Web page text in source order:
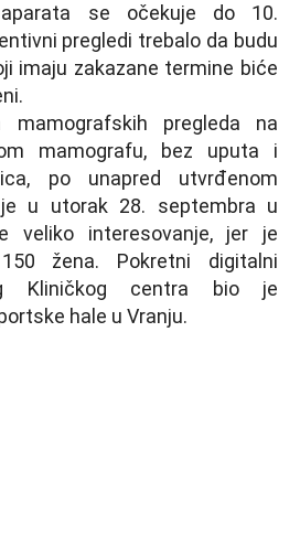
se očekuje do 10.
pregledi trebalo da budu
imaju zakazane termine biće
mamografskih pregleda na
mamografu, bez uputa i
po unapred utvrđenom
u utorak 28. septembra u
veliko interesovanje, jer je
žena. Pokretni digitalni
Kliničkog centra bio je
hale u Vranju.